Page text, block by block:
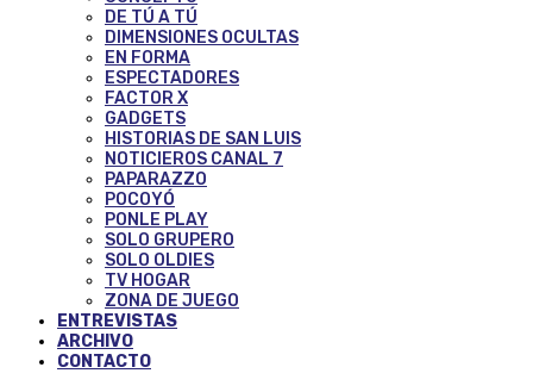
DE TÚ A TÚ
DIMENSIONES OCULTAS
EN FORMA
ESPECTADORES
FACTOR X
GADGETS
HISTORIAS DE SAN LUIS
NOTICIEROS CANAL 7
PAPARAZZO
POCOYÓ
PONLE PLAY
SOLO GRUPERO
SOLO OLDIES
TV HOGAR
ZONA DE JUEGO
ENTREVISTAS
ARCHIVO
CONTACTO